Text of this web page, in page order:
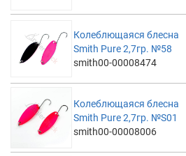
Колеблющаяся блесна
Smith Pure 2,7гр. №58
smith00-00008474
Колеблющаяся блесна
Smith Pure 2,7гр. №S01
smith00-00008006